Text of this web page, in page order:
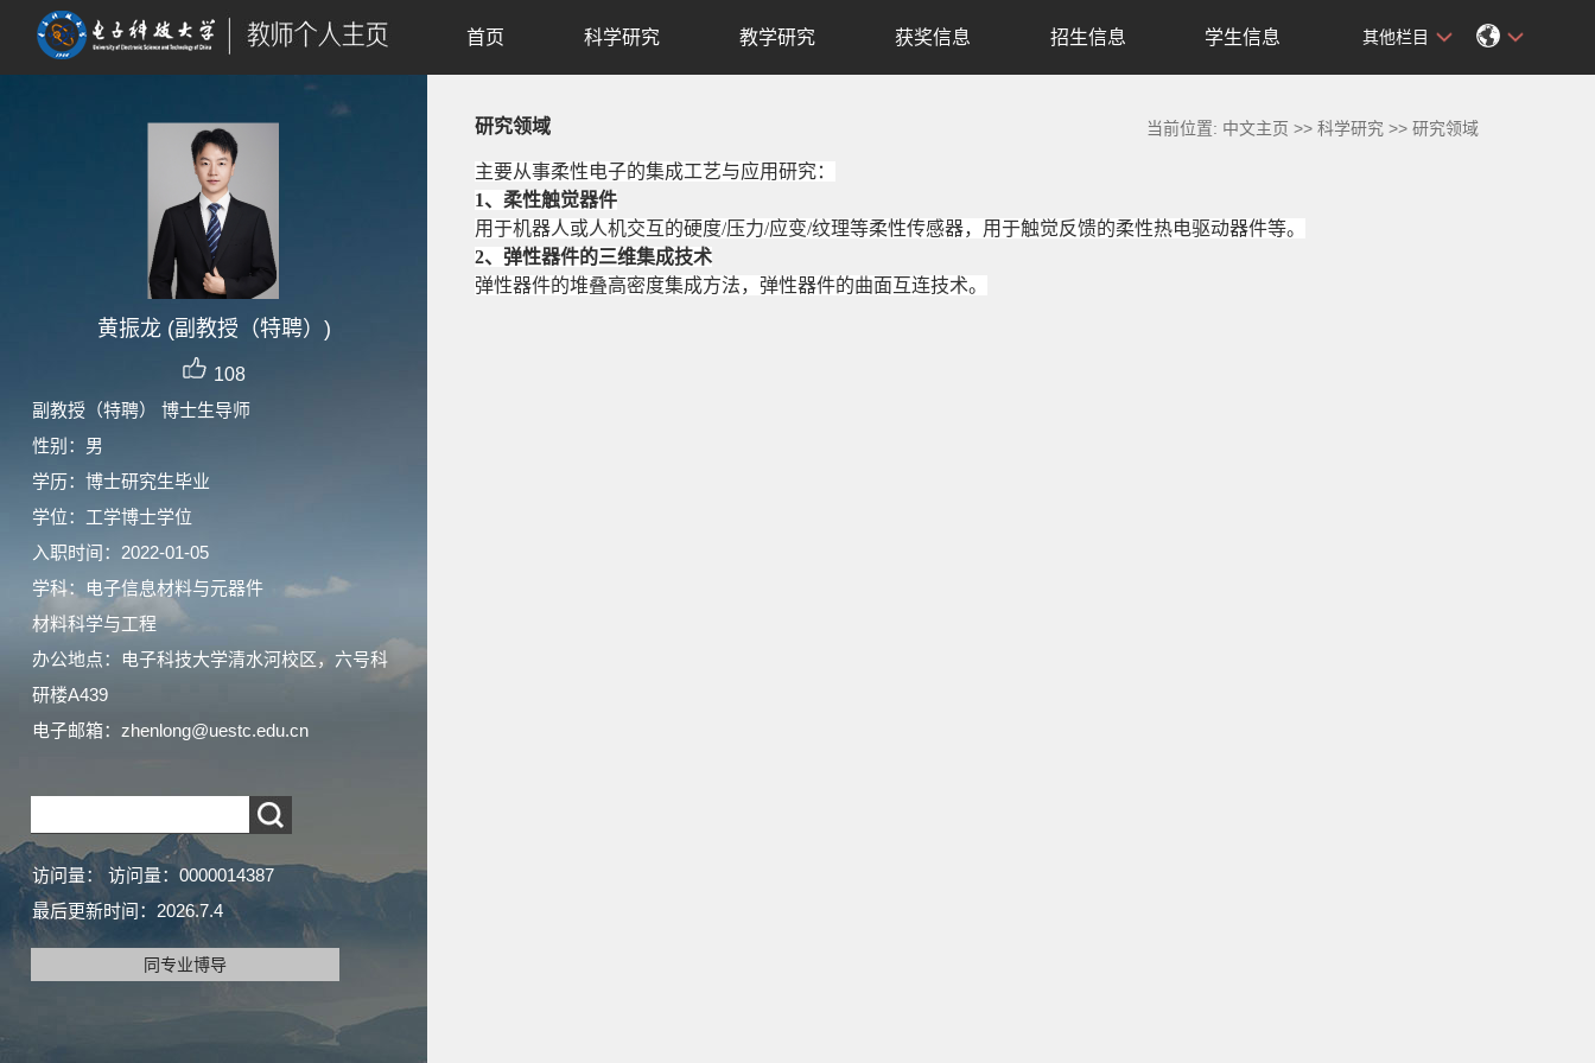
黄振龙 (副教授（特聘）)
108
副教授（特聘） 博士生导师
性别：男
学历：博士研究生毕业
学位：工学博士学位
入职时间：2022-01-05
学科：电子信息材料与元器件
材料科学与工程
办公地点：电子科技大学清水河校区，六号科
研楼A439
电子邮箱： zhenlong@uestc.edu.cn
访问量： 访问量： 0000014387
最后更新时间： 2026.7.4
同专业博导
首页 科学研究 教学研究 获奖信息 招生信息 学生信息 其他栏目
研究领域 当前位置: 中文主页 >>科学研究 >>研究领域
主要从事柔性电子的集成工艺与应用研究：
1、柔性触觉器件
用于机器人或人机交互的硬度/压力/应变/纹理等柔性传感器，用于触觉反馈的柔性热电驱动器件等。
2、弹性器件的三维集成技术
弹性器件的堆叠高密度集成方法，弹性器件的曲面互连技术。